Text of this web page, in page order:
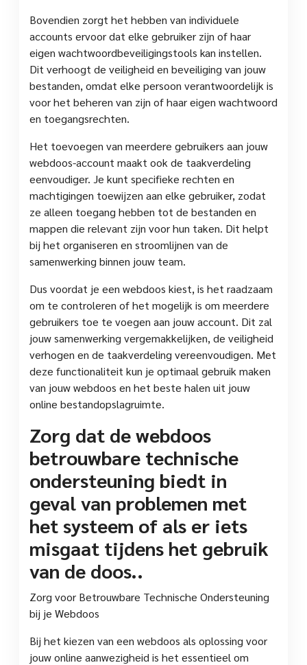
Bovendien zorgt het hebben van individuele
accounts ervoor dat elke gebruiker zijn of haar
eigen wachtwoordbeveiligingstools kan instellen.
Dit verhoogt de veiligheid en beveiliging van jouw
bestanden, omdat elke persoon verantwoordelijk is
voor het beheren van zijn of haar eigen wachtwoord
en toegangsrechten.
Het toevoegen van meerdere gebruikers aan jouw
webdoos-account maakt ook de taakverdeling
eenvoudiger. Je kunt specifieke rechten en
machtigingen toewijzen aan elke gebruiker, zodat
ze alleen toegang hebben tot de bestanden en
mappen die relevant zijn voor hun taken. Dit helpt
bij het organiseren en stroomlijnen van de
samenwerking binnen jouw team.
Dus voordat je een webdoos kiest, is het raadzaam
om te controleren of het mogelijk is om meerdere
gebruikers toe te voegen aan jouw account. Dit zal
jouw samenwerking vergemakkelijken, de veiligheid
verhogen en de taakverdeling vereenvoudigen. Met
deze functionaliteit kun je optimaal gebruik maken
van jouw webdoos en het beste halen uit jouw
online bestandopslagruimte.
Zorg dat de webdoos
betrouwbare technische
ondersteuning biedt in
geval van problemen met
het systeem of als er iets
misgaat tijdens het gebruik
van de doos..
Zorg voor Betrouwbare Technische Ondersteuning
bij je Webdoos
Bij het kiezen van een webdoos als oplossing voor
jouw online aanwezigheid is het essentieel om